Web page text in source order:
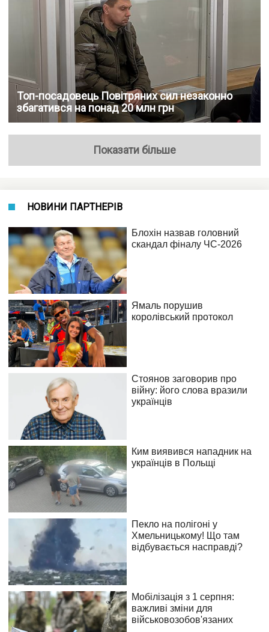
Топ-посадовець Повітряних сил незаконно
збагатився на понад 20 млн грн
Показати більше
НОВИНИ ПАРТНЕРІВ